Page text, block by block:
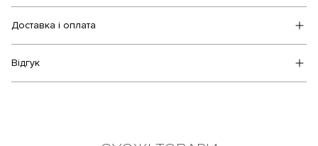
Доставка і оплата
Відгук